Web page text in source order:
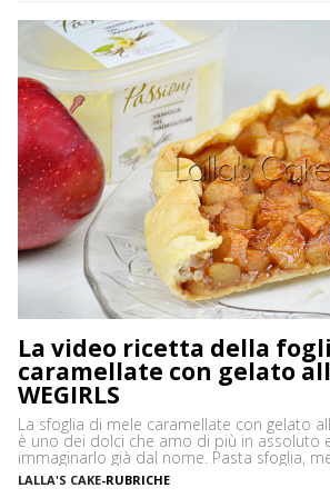
La video ricetta della
caramellate con gelato
WEGIRLS
La sfoglia di mele caramellate con gelato
è uno dei dolci che amo di più in assoluto
immaginarlo già dal nome. Pasta sfoglia,
alla vaniglia, sono gli ingredienti che danno
gusto assolutamente delicato ma al tempo
LALLA'S CAKE-RUBRICHE